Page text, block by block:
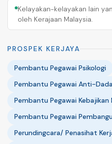
Kelayakan-kelayakan lain
oleh Kerajaan Malaysia.
PROSPEK KERJAYA
Pembantu Pegawai Psikologi
Pembantu Pegawai Anti-
Pembantu Pegawai
Pembantu Pegawai
Perundingcara/ Penasihat